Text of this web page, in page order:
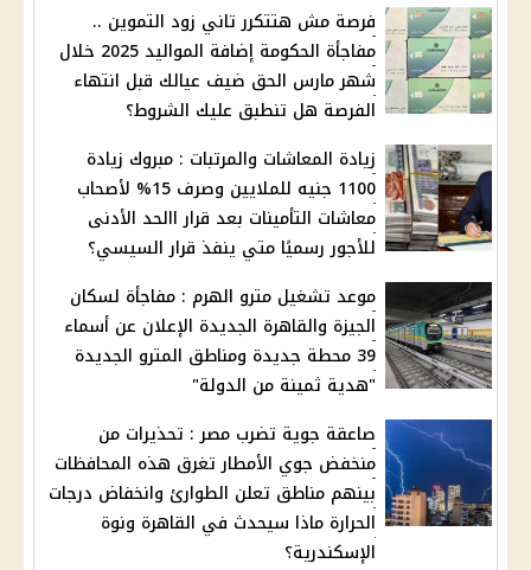
فرصة مش هتتكرر تاني زود التموين ..
مفاجأة الحكومة إضافة المواليد 2025 خلال
شهر مارس الحق ضيف عيالك قبل انتهاء
الفرصة هل تنطبق عليك الشروط؟
زيادة المعاشات والمرتبات : مبروك زيادة
1100 جنيه للملايين وصرف 15% لأصحاب
معاشات التأمينات بعد قرار االحد الأدنى
للأجور رسميًا متي ينفذ قرار السيسي؟
موعد تشغيل مترو الهرم : مفاجأة لسكان
الجيزة والقاهرة الجديدة الإعلان عن أسماء
39 محطة جديدة ومناطق المترو الجديدة
"هدية ثمينة من الدولة"
صاعقة جوية تضرب مصر : تحذيرات من
منخفض جوي الأمطار تغرق هذه المحافظات
بينهم مناطق تعلن الطوارئ وانخفاض درجات
الحرارة ماذا سيحدث في القاهرة ونوة
الإسكندرية؟